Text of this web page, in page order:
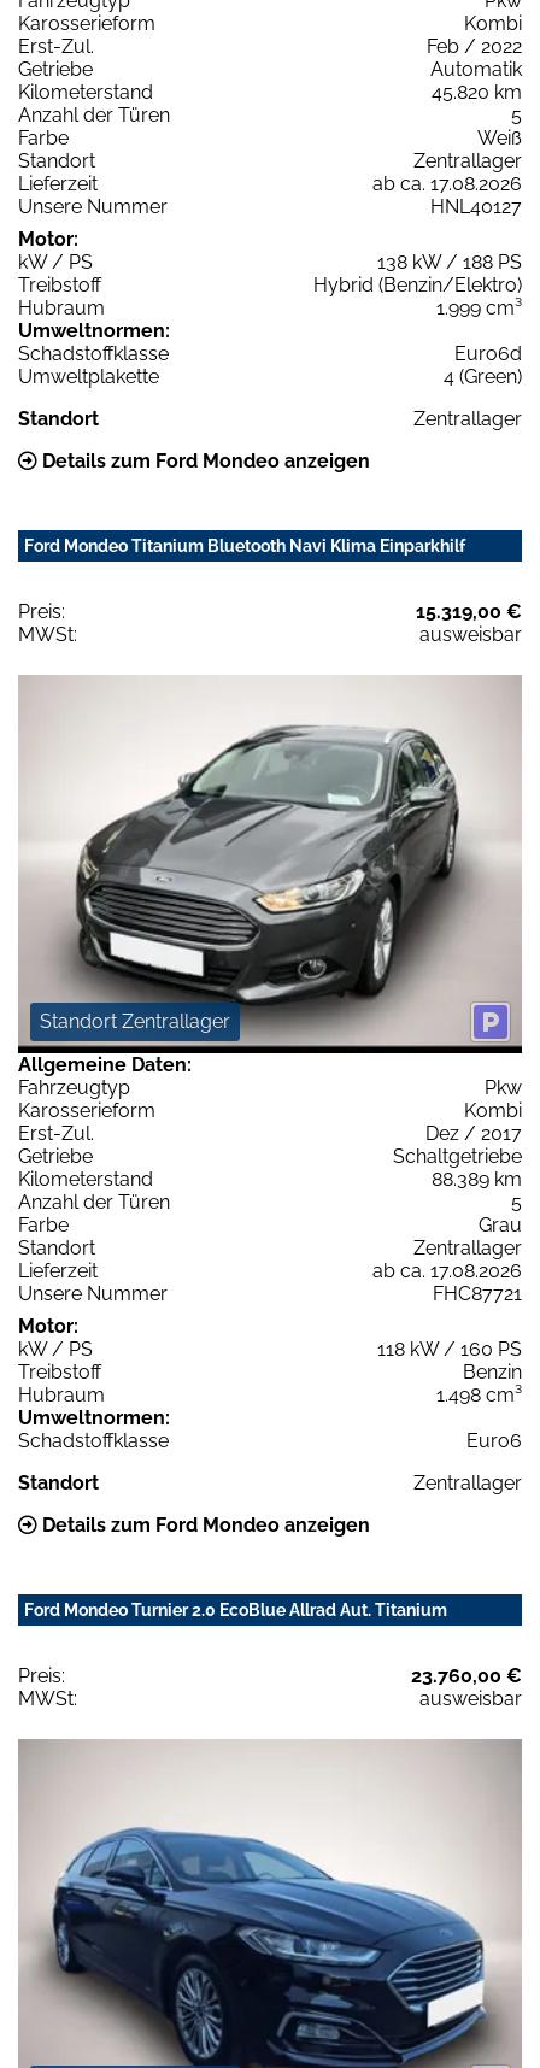
Karosserieform
Kombi
Erst-Zul.
Feb / 2022
Getriebe
Automatik
Kilometerstand
45.820 km
Anzahl der Türen
5
Farbe
Weiß
Standort
Zentrallager
Lieferzeit
ab ca. 17.08.2026
Unsere Nummer
HNL40127
Motor:
kW / PS
138 kW / 188 PS
Treibstoff
Hybrid (Benzin/Elektro)
Hubraum
1.999 cm³
Umweltnormen:
Schadstoffklasse
Euro6d
Umweltplakette
4 (Green)
Standort
Zentrallager
Details zum Ford Mondeo anzeigen
Ford Mondeo Titanium Bluetooth Navi Klima Einparkhilf
Preis:
15.319,00 €
MWSt:
ausweisbar
Standort Zentrallager
Allgemeine Daten:
Fahrzeugtyp
Pkw
Karosserieform
Kombi
Erst-Zul.
Dez / 2017
Getriebe
Schaltgetriebe
Kilometerstand
88.389 km
Anzahl der Türen
5
Farbe
Grau
Standort
Zentrallager
Lieferzeit
ab ca. 17.08.2026
Unsere Nummer
FHC87721
Motor:
kW / PS
118 kW / 160 PS
Treibstoff
Benzin
Hubraum
1.498 cm³
Umweltnormen:
Schadstoffklasse
Euro6
Standort
Zentrallager
Details zum Ford Mondeo anzeigen
Ford Mondeo Turnier 2.0 EcoBlue Allrad Aut. Titanium
Preis:
23.760,00 €
MWSt:
ausweisbar